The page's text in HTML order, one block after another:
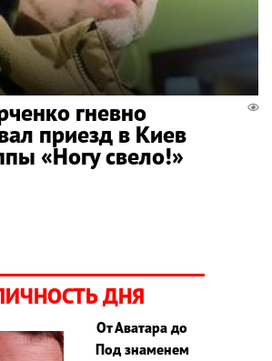
гневно
приезд в Киев
«Ногу свело!»
ДНЯ
От Аватара до
Под знаменем